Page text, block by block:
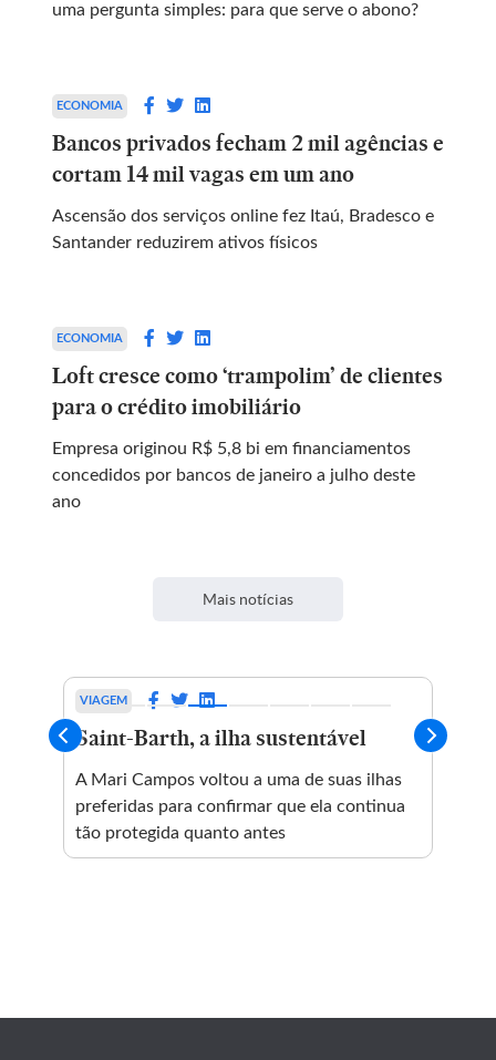
uma pergunta simples: para que serve o abono?
ECONOMIA
Bancos privados fecham 2 mil agências e
cortam 14 mil vagas em um ano
Ascensão dos serviços online fez Itaú, Bradesco e
Santander reduzirem ativos físicos
ECONOMIA
Loft cresce como ‘trampolim’ de clientes
para o crédito imobiliário
Empresa originou R$ 5,8 bi em financiamentos
concedidos por bancos de janeiro a julho deste
ano
Mais notícias
VIAGEM
Saint-Barth, a ilha sustentável
A Mari Campos voltou a uma de suas ilhas
preferidas para confirmar que ela continua
tão protegida quanto antes